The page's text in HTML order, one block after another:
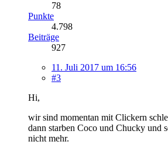
78
Punkte
4.798
Beiträge
927
11. Juli 2017 um 16:56
#3
Hi,
wir sind momentan mit Clickern
dann starben Coco und Chucky und
nicht mehr.